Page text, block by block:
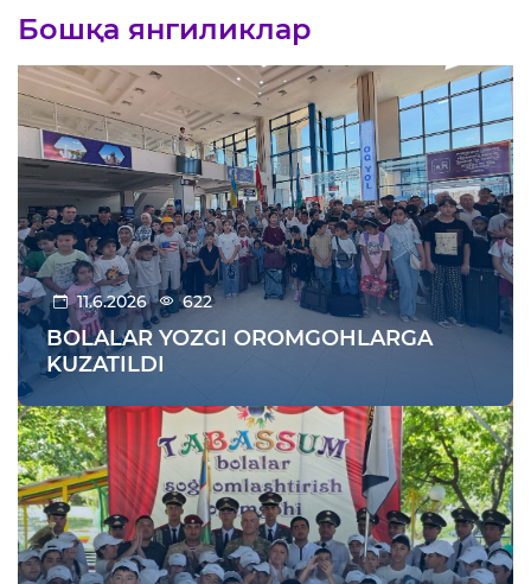
Бошқа янгиликлар
11.6.2026 622
BOLALAR YOZGI OROMGOHLARGA
KUZATILDI